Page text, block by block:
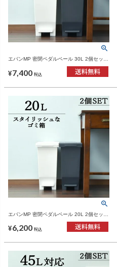
エバンMP 密閉ペダルペール 30L 2個セット
¥7,400 税込
エバンMP 密閉ペダルペール 20L 2個セット
¥6,200 税込